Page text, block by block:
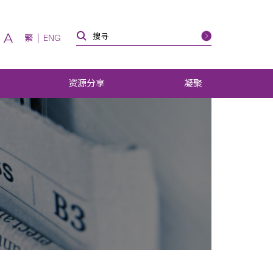
A 繁 ENG
资源分享 凝聚